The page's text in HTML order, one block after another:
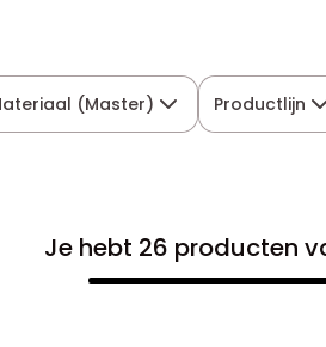
(Master) Productlijn
Je hebt 26 producten